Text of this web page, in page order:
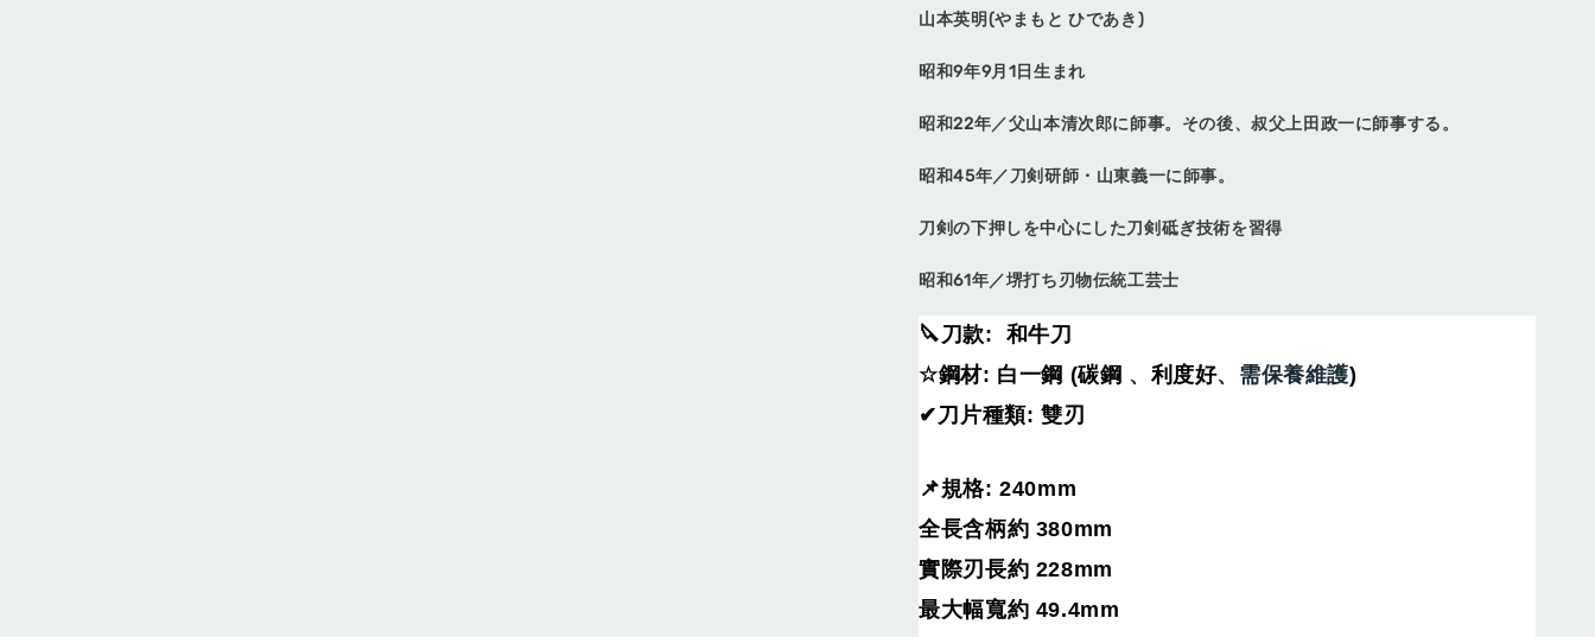
〔興隆刀剪行〕X公
版磁吸貼絨刀鞘-牛
力:黑/白
NT$ 1,200
NT$ 1,500
山本英明(やまもと ひであき)
昭和9年9月1日生まれ
昭和22年／父山本清次郎に師事。その後、叔父上田政一に師事する。
昭和45年／刀剣研師・山東義一に師事。
刀剣の下押しを中心にした刀剣砥ぎ技術を習得
昭和61年／堺打ち刃物伝統工芸士
🔪 刀款: 和牛刀
☆鋼材: 白一鋼 (碳鋼 、利度好、需保養維護)
✔ 刀片種類: 雙刃
📌規格: 240mm
全長含柄約 380mm
實際刃長約 228mm
最大幅寬約 49.4mm